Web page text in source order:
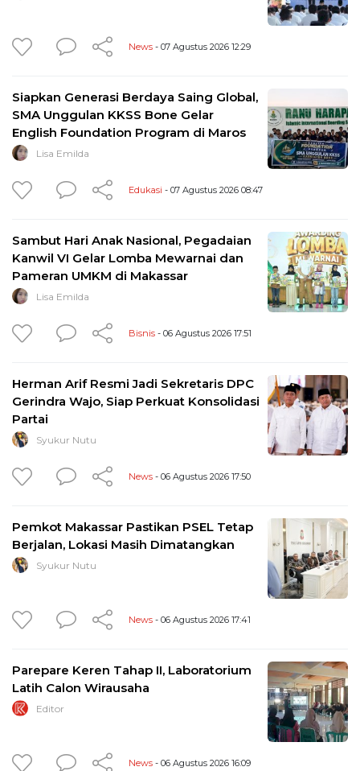
News - 07 Agustus 2026 12:29
Siapkan Generasi Berdaya Saing Global,
SMA Unggulan KKSS Bone Gelar
English Foundation Program di Maros
Lisa Emilda
Edukasi - 07 Agustus 2026 08:47
Sambut Hari Anak Nasional, Pegadaian
Kanwil VI Gelar Lomba Mewarnai dan
Pameran UMKM di Makassar
Lisa Emilda
Bisnis - 06 Agustus 2026 17:51
Herman Arif Resmi Jadi Sekretaris DPC
Gerindra Wajo, Siap Perkuat Konsolidasi
Partai
Syukur Nutu
News - 06 Agustus 2026 17:50
Pemkot Makassar Pastikan PSEL Tetap
Berjalan, Lokasi Masih Dimatangkan
Syukur Nutu
News - 06 Agustus 2026 17:41
Parepare Keren Tahap II, Laboratorium
Latih Calon Wirausaha
Editor
News - 06 Agustus 2026 16:09